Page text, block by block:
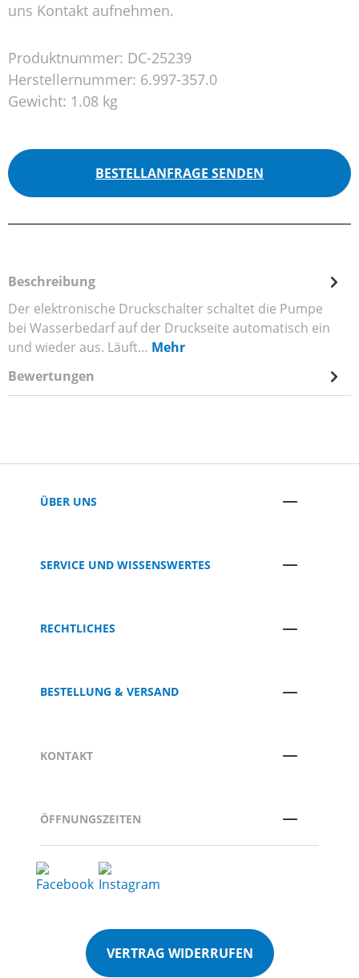
uns Kontakt aufnehmen.
Produktnummer: DC-25239
Herstellernummer: 6.997-357.0
Gewicht: 1.08 kg
BESTELLANFRAGE SENDEN
Beschreibung
Der elektronische Druckschalter schaltet die Pumpe
bei Wasserbedarf auf der Druckseite automatisch ein
und wieder aus. Läuft… Mehr
Bewertungen
ÜBER UNS
SERVICE UND WISSENSWERTES
RECHTLICHES
BESTELLUNG & VERSAND
KONTAKT
ÖFFNUNGSZEITEN
VERTRAG WIDERRUFEN